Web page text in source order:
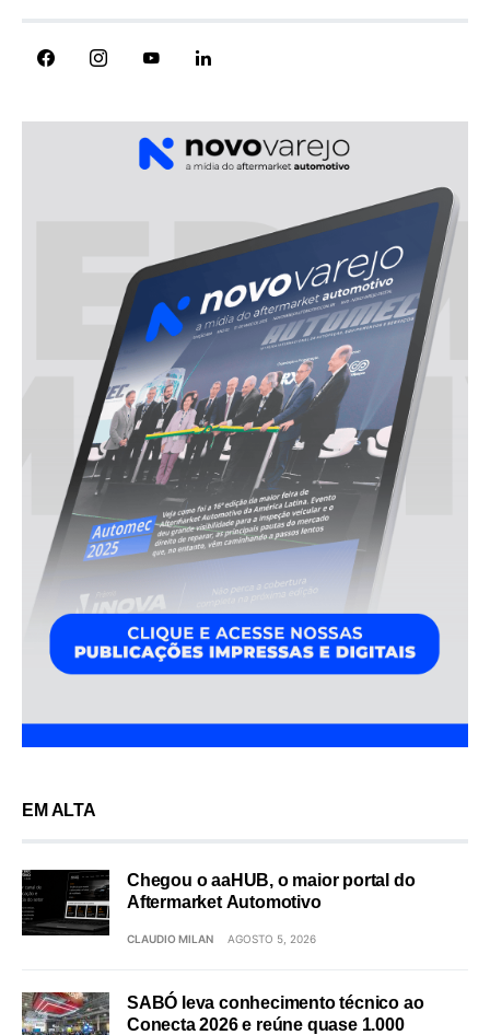
EM ALTA
Chegou o aaHUB, o maior portal do
Aftermarket Automotivo
CLAUDIO MILAN AGOSTO 5, 2026
SABÓ leva conhecimento técnico ao
Conecta 2026 e reúne quase 1.000